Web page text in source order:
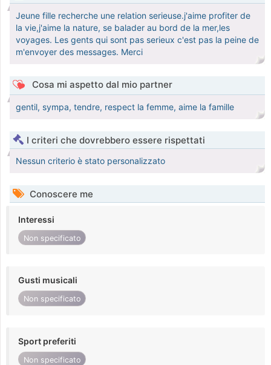
Jeune fille recherche une relation serieuse.j'aime profiter de
la vie,j'aime la nature, se balader au bord de la mer,les
voyages. Les gents qui sont pas serieux c'est pas la peine de
m'envoyer des messages. Merci
Cosa mi aspetto dal mio partner
gentil, sympa, tendre, respect la femme, aime la famille
I criteri che dovrebbero essere rispettati
Nessun criterio è stato personalizzato
Conoscere me
Interessi
Non specificato
Gusti musicali
Non specificato
Sport preferiti
Non specificato